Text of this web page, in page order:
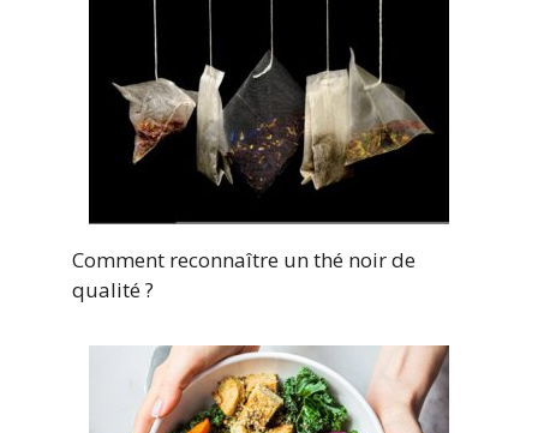
Comment reconnaître un thé noir de
qualité ?